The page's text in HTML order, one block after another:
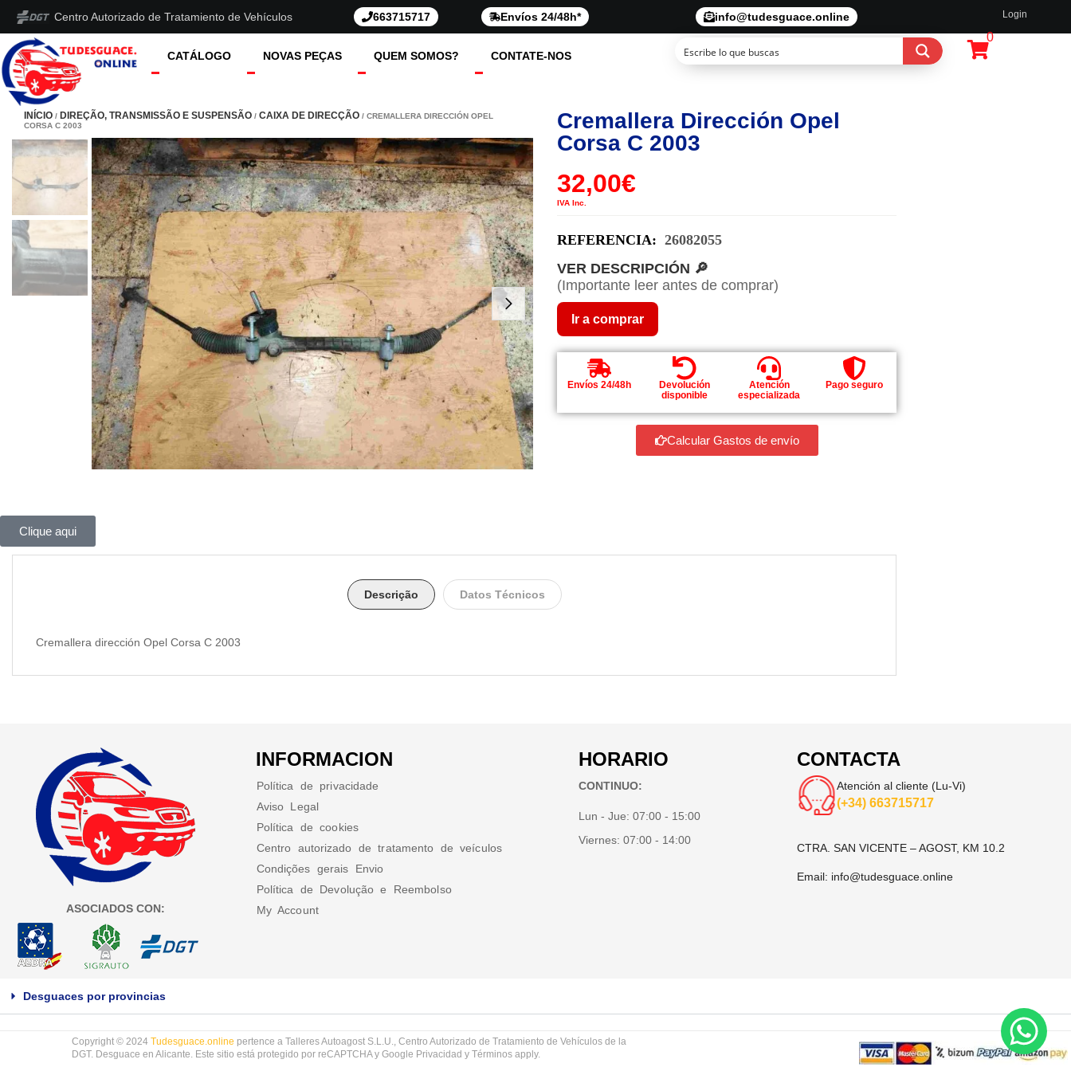
Centro Autorizado de Tratamiento de Vehículos 663715717 Envíos 24/48h* info@tudesguace.online Login
CATÁLOGO NOVAS PEÇAS QUEM SOMOS? CONTATE-NOS
0
INÍCIO / DIREÇÃO, TRANSMISSÃO E SUSPENSÃO / CAIXA DE DIRECÇÃO / CREMALLERA DIRECCIÓN OPEL
CORSA C 2003
Cremallera Dirección Opel
Corsa C 2003
32,00€
IVA Inc.
REFERENCIA: 26082055
VER DESCRIPCIÓN 🔎
(Importante leer antes de comprar)
Ir a comprar
Envíos 24/48h
Devolución
disponible
Atención
especializada
Pago seguro
Calcular Gastos de envío
Clique aqui
Descrição Datos Técnicos
Cremallera dirección Opel Corsa C 2003
ASOCIADOS CON:
INFORMACION
Política de privacidade
Aviso Legal
Política de cookies
Centro autorizado de tratamento de veículos
Condições gerais Envio
Política de Devolução e Reembolso
My Account
HORARIO
CONTINUO:
Lun - Jue:07:00 - 15:00
Viernes:07:00 - 14:00
CONTACTA
Atención al cliente (Lu-Vi)
(+34) 663715717
CTRA. SAN VICENTE – AGOST, KM 10.2
Email: info@tudesguace.online
Desguaces por provincias
Copyright © 2024 Tudesguace.online pertence a Talleres Autoagost S.L.U., Centro Autorizado de Tratamiento de Vehículos de la
DGT. Desguace en Alicante. Este sitio está protegido por reCAPTCHA y Google Privacidad y Términos apply.